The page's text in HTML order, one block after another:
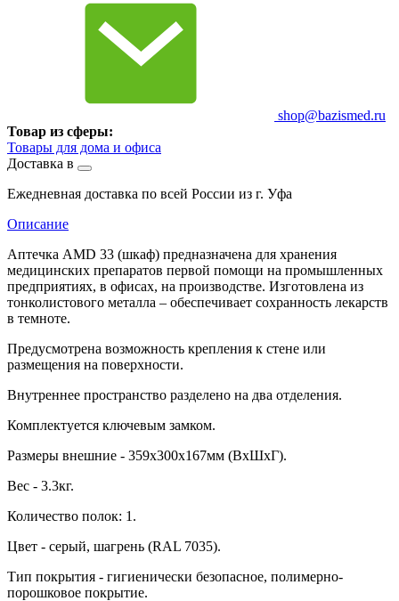
shop@bazismed.ru
Товар из сферы:
Товары для дома и офиса
Доставка в
Ежедневная доставка по всей России из г. Уфа
Описание
Аптечка AMD 33 (шкаф) предназначена для хранения
медицинских препаратов первой помощи на промышленных
предприятиях, в офисах, на производстве. Изготовлена из
тонколистового металла – обеспечивает сохранность лекарств
в темноте.
Предусмотрена возможность крепления к стене или
размещения на поверхности.
Внутреннее пространство разделено на два отделения.
Комплектуется ключевым замком.
Размеры внешние - 359x300x167мм (ВхШхГ).
Вес - 3.3кг.
Количество полок: 1.
Цвет - серый, шагрень (RAL 7035).
Тип покрытия - гигиенически безопасное, полимерно-
порошковое покрытие.